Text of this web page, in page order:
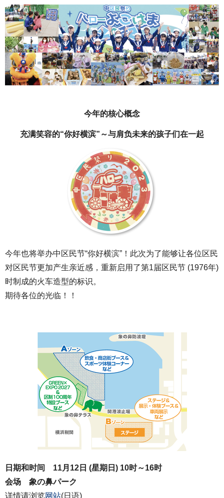
今年的核心概念
充满笑容的“你好横滨”～与肩负未来的孩子们在一起
今年也将举办中区民节“你好横滨”！此次为了能够让各位区民
对区民节更加产生亲近感，重新启用了第1届区民节 (1976年)
时制成的火车造型的标识。
期待各位的光临！！
日期和时间 11月12日 (星期日) 10时～16时
会场 象の鼻パーク
详情请浏览网站(日语)